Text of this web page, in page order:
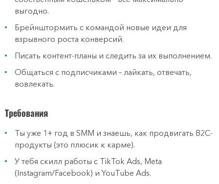
выгодно.
Брейнштормить с командой новые идеи для
взрывного роста конверсий.
Писать контент-планы и следить за их выполнением.
Общаться с подписчиками – лайкать, отвечать,
вовлекать.
Требования
Ты уже 1+ год в SMM и знаешь, как продвигать B2C-
продукты (это плюсик к карме).
У тебя скилл работы с TikTok Ads, Meta
(Instagram/Facebook) и YouTube Ads.